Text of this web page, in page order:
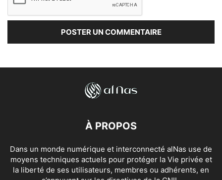
À PROPOS
Dans un monde numérique et interconnecté alNas use de
moyens techniques actuels pour protéger la Vie privée et
la liberté de ses utilisateurs, membres ou adhérents, en